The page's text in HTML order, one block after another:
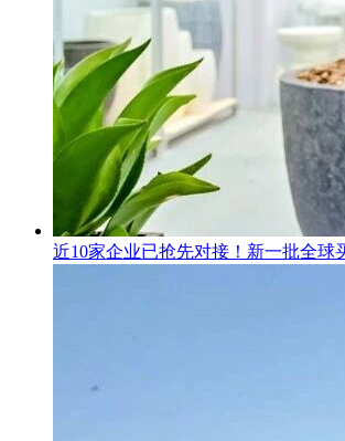
近10家企业已抢先对接！新一批全球